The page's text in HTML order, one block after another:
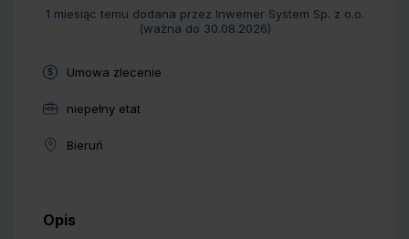
1 miesiąc temu dodana przez Inwemer System Sp. z o.o.
(ważna do 30.08.2026)
Typ umowy:
Umowa zlecenie
Wymiar pracy:
niepełny etat
Lokalizacja:
Bieruń
Opis